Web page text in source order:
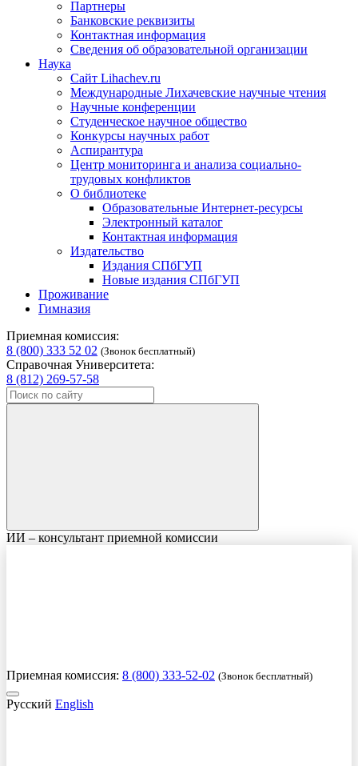
Партнеры
Банковские реквизиты
Контактная информация
Сведения об образовательной организации
Наука
Сайт Lihachev.ru
Международные Лихачевские научные чтения
Научные конференции
Студенческое научное общество
Конкурсы научных работ
Аспирантура
Центр мониторинга и анализа социально-
трудовых конфликтов
О библиотеке
Образовательные Интернет-ресурсы
Электронный каталог
Контактная информация
Издательство
Издания СПбГУП
Новые издания СПбГУП
Проживание
Гимназия
Приемная комиссия:
8 (800) 333 52 02 (Звонок бесплатный)
Справочная Университета:
8 (812) 269-57-58
ИИ – консультант приемной комиссии
Приемная комиссия: 8 (800) 333-52-02 (Звонок бесплатный)
Русский English